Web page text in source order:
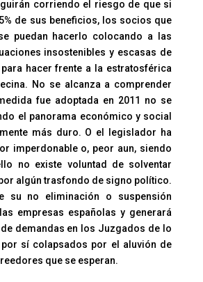
corriendo el riesgo de que si
de sus beneficios, los socios que
puedan hacerlo colocando a las
insostenibles y escasas de
hacer frente a la estratosférica
No se alcanza a comprender
fue adoptada en 2011 no se
el panorama económico y social
más duro. O el legislador ha
imperdonable o, peor aun, siendo
no existe voluntad de solventar
algún trasfondo de signo político.
su no eliminación o suspensión
empresas españolas y generará
demandas en los Juzgados de lo
por sí colapsados por el aluvión de
que se esperan.